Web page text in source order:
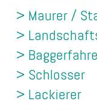
> Maurer /
>
>
> Schlosser
> Lackierer